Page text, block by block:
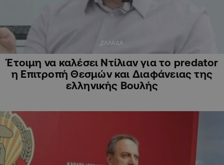
ΕΛΛΑΔΑ
Έτοιμη να καλέσει Ντίλιαν για το predator
η Επιτροπή Θεσμών και Διαφάνειας της
ελληνικής Βουλής